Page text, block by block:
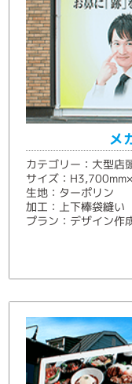
メ
カテゴリー：大型店
サイズ：
生地：ターポリン
加工：上下棒袋縫い
プラン：デザイン作